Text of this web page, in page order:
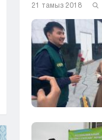
21 тамыз 2018